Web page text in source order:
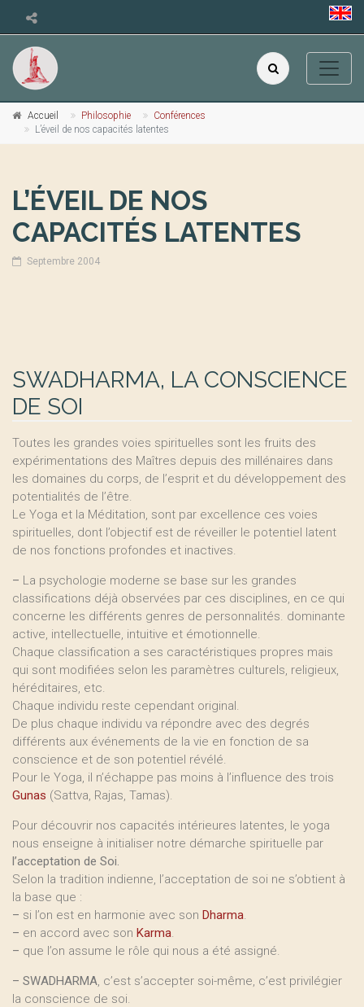
Accueil Philosophie
Conférences
L’éveil de nos capacités latentes
L’ÉVEIL DE NOS
CAPACITÉS LATENTES
Septembre 2004
SWADHARMA, LA CONSCIENCE
DE SOI
Toutes les grandes voies spirituelles sont les fruits des
expérimentations des Maîtres depuis des millénaires dans
les domaines du corps, de l’esprit et du développement des
potentialités de l’être.
Le Yoga et la Méditation, sont par excellence ces voies
spirituelles, dont l’objectif est de réveiller le potentiel latent
de nos fonctions profondes et inactives.
– La psychologie moderne se base sur les grandes
classifications déjà observées par ces disciplines, en ce qui
concerne les différents genres de personnalités. dominante
active, intellectuelle, intuitive et émotionnelle.
Chaque classification a ses caractéristiques propres mais
qui sont modifiées selon les paramètres culturels, religieux,
héréditaires, etc.
Chaque individu reste cependant original.
De plus chaque individu va répondre avec des degrés
différents aux événements de la vie en fonction de sa
conscience et de son potentiel révélé.
Pour le Yoga, il n’échappe pas moins à l’influence des trois
Gunas (Sattva, Rajas, Tamas).
Pour découvrir nos capacités intérieures latentes, le yoga
nous enseigne à initialiser notre démarche spirituelle par
l’acceptation de Soi.
Selon la tradition indienne, l’acceptation de soi ne s’obtient à
la base que :
– si l’on est en harmonie avec son Dharma.
– en accord avec son Karma.
– que l’on assume le rôle qui nous a été assigné.
– SWADHARMA, c’est s’accepter soi-même, c’est privilégier
la conscience de soi.